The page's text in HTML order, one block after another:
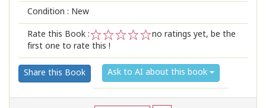
Condition : New
Rate this Book :
2
1
no ratings yet, be the
first one to rate this !
Share this Book Ask to AI about this book